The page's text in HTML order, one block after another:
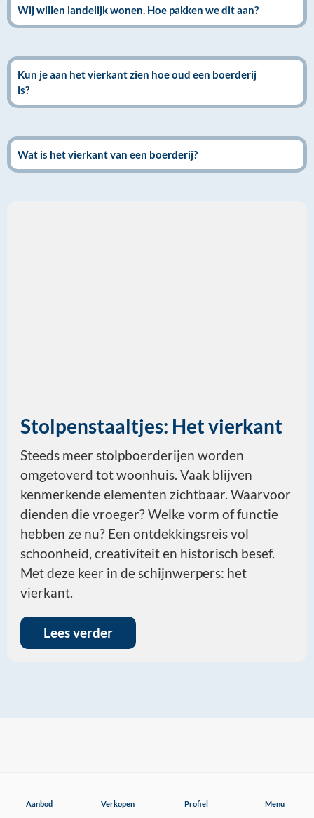
Wij willen landelijk wonen. Hoe pakken we dit aan?
Kun je aan het vierkant zien hoe oud een boerderij
is?
Wat is het vierkant van een boerderij?
Stolpenstaaltjes: Het vierkant
Steeds meer stolpboerderijen worden
omgetoverd tot woonhuis. Vaak blijven
kenmerkende elementen zichtbaar. Waarvoor
dienden die vroeger? Welke vorm of functie
hebben ze nu? Een ontdekkingsreis vol
schoonheid, creativiteit en historisch besef.
Met deze keer in de schijnwerpers: het
vierkant.
Lees verder
Aanbod
Aanbod Verkopen Profiel Menu